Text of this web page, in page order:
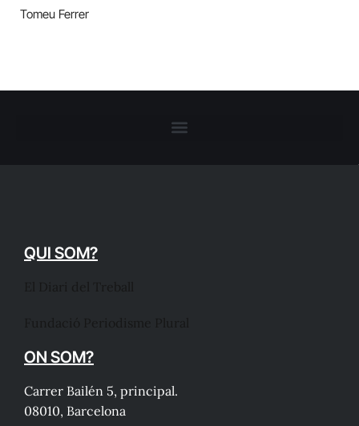
Tomeu Ferrer
QUI SOM?
ON SOM?
Carrer Bailén 5, principal.
08010, Barcelona